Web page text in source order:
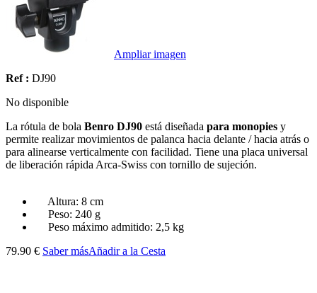
Ampliar imagen
Ref : DJ90
No disponible
La rótula de bola Benro DJ90 está diseñada para monopies y
permite realizar movimientos de palanca hacia delante / hacia atrás o
para alinearse verticalmente con facilidad. Tiene una placa universal
de liberación rápida Arca-Swiss con tornillo de sujeción.
Altura: 8 cm
Peso: 240 g
Peso máximo admitido: 2,5 kg
79.90 € Saber másAñadir a la Cesta